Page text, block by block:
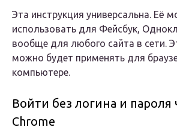
Эта инструкция универсальна. Её
использовать для Фейсбук,
вообще для любого сайта в сети.
можно будет применять для
компьютере.
Войти без логина и пароля
Chrome